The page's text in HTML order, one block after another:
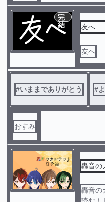
完
結
友へ
友へ
#いままでありがとう #
おすみ
轟音の
轟音の